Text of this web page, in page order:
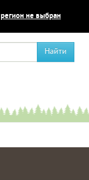
регион не выбран
Найти